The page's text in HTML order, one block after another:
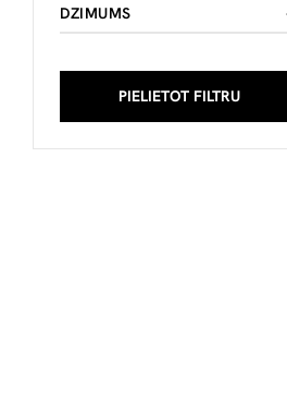
DZIMUMS
PIELIETOT FILTRU